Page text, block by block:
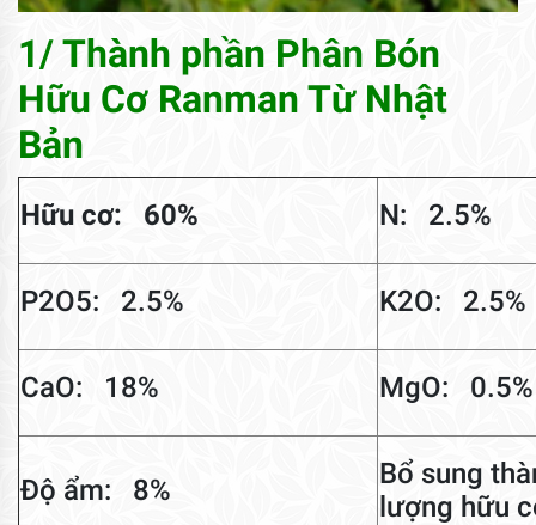
1/ Thành phần Phân Bón
Hữu Cơ Ranman Từ Nhật
Bản
Hữu cơ: 60% N: 2.5%
P2O5: 2.5% K2O: 2.5%
CaO: 18% MgO: 0.5%
Độ ẩm: 8%
Bổ sung
lượng hữu